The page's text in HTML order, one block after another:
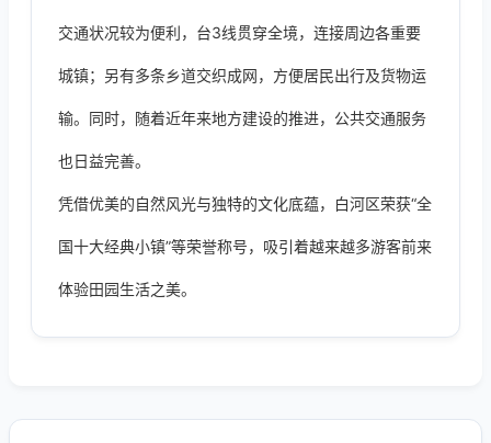
交通状况较为便利，台3线贯穿全境，连接周边各重要
城镇；另有多条乡道交织成网，方便居民出行及货物运
输。同时，随着近年来地方建设的推进，公共交通服务
也日益完善。
凭借优美的自然风光与独特的文化底蕴，白河区荣获“全
国十大经典小镇”等荣誉称号，吸引着越来越多游客前来
体验田园生活之美。